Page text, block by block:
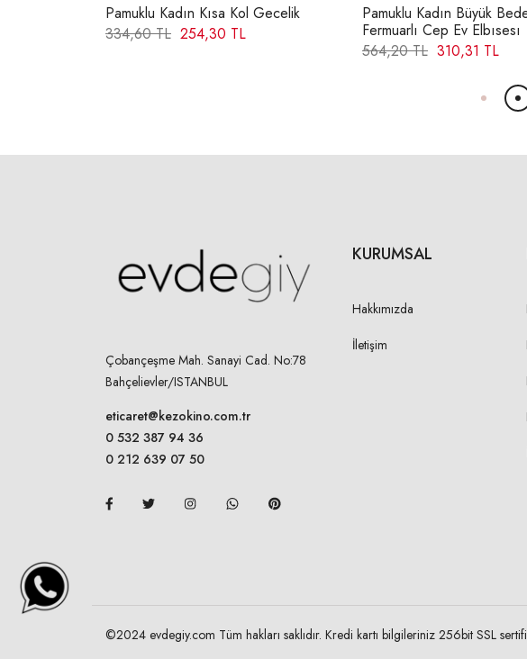
Pamuklu Kadın Kısa Kol Gecelik
334,60 TL 254,30 TL
Pamuklu Kadın Büyük
Fermuarlı Cep Ev Elbısesı
564,20 TL 310,31 TL
Çobançeşme Mah. Sanayi Cad. No:78
Bahçelievler/ISTANBUL
eticaret@kezokino.com.tr
0 532 387 94 36
0 212 639 07 50
KURUMSAL
Hakkımızda
İletişim
©2024 evdegiy.com Tüm hakları saklıdır. Kredi kartı bilgileriniz 256bit SSL